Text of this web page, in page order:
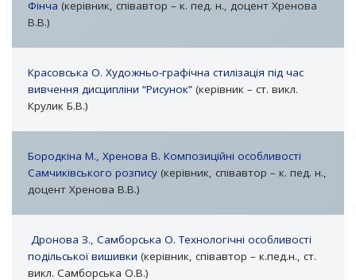
Фінча (керівник, співавтор – к. пед. н., доцент Хренова
В.В.)
Красовська О. Художньо-графічна стилізація під час
вивчення дисципліни “Рисунок” (керівник – ст. викл.
Крулик Б.В.)
Бородкіна М., Хренова В. Композиційні особливості
Самчиківського розпису (керівник, співавтор – к. пед. н.,
доцент Хренова В.В.)
Дронова З., Самборська О. Технологічні особливості
подільської вишивки (керівник, співавтор – к.пед.н., ст.
викл. Самборська О.В.)